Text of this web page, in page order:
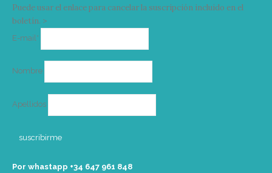
Puede usar el enlace para cancelar la suscripción incluido en el
boletín. >
E-mail*
Nombre
Apellidos
Por whastapp +34 ‭647 961 848‬